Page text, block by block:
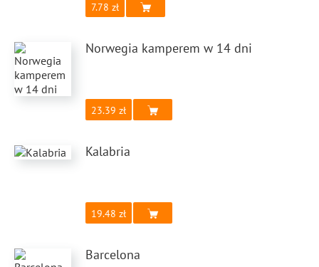
7.78
Norwegia kamperem w 14 dni
23.39
Kalabria
19.48
Barcelona